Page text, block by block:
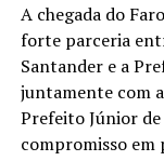
A chegada do
forte parceria
Santander e a
juntamente com
Prefeito Júnior de
compromisso em